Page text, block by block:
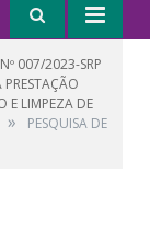
007/2023-SRP
E LIMPEZA DE
»
PESQUISA DE